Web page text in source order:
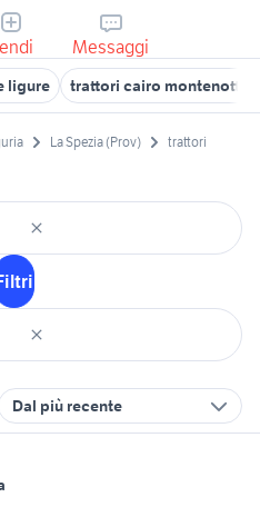
Messaggi
ligure trattori cairo montenotte
La Spezia (Prov) trattori
Dal più recente